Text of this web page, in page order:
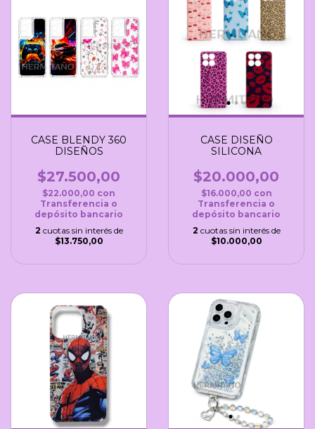
CASE BLENDY 360
DISEÑOS
$27.500,00
$22.000,00 con
Transferencia o
depósito bancario
2 cuotas sin interés de
$13.750,00
CASE DISEÑO
SILICONA
$20.000,00
$16.000,00 con
Transferencia o
depósito bancario
2 cuotas sin interés de
$10.000,00